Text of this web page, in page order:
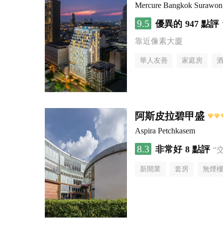
Mercure Bangkok
9.5 優異的 947 點評
靠近像素大廈
華人友善 家庭房
阿斯皮拉碧甲盛
Aspira Petchkasem
8.3 非常好 8 點評 “
新開業 套房 無煙